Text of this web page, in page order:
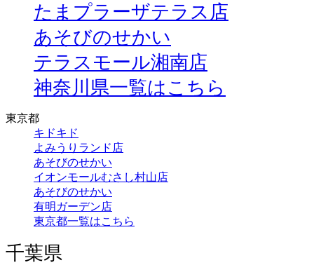
たまプラーザテラス店
あそびのせかい
テラスモール湘南店
神奈川県一覧はこちら
東京都
キドキド
よみうりランド店
あそびのせかい
イオンモールむさし村山店
あそびのせかい
有明ガーデン店
東京都一覧はこちら
千葉県